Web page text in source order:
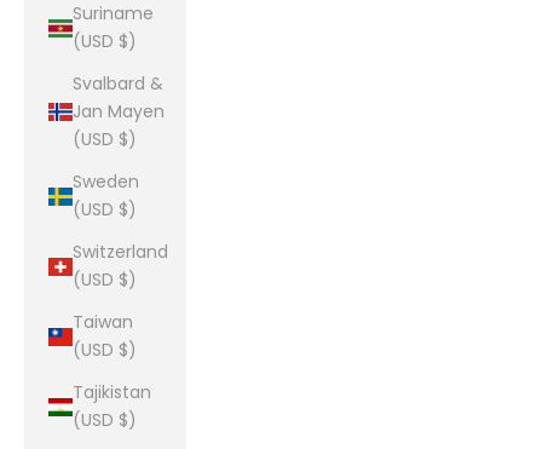
Suriname
(USD $)
Svalbard &
Jan Mayen
(USD $)
Sweden
(USD $)
Switzerland
(USD $)
Taiwan
(USD $)
Tajikistan
(USD $)